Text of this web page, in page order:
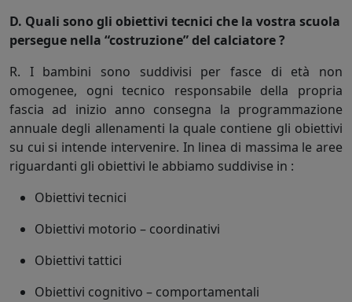
D. Quali sono gli obiettivi tecnici che la vostra scuola
persegue nella “costruzione” del calciatore ?
R. I bambini sono suddivisi per fasce di età non
omogenee, ogni tecnico responsabile della propria
fascia ad inizio anno consegna la programmazione
annuale degli allenamenti la quale contiene gli obiettivi
su cui si intende intervenire. In linea di massima le aree
riguardanti gli obiettivi le abbiamo suddivise in :
Obiettivi tecnici
Obiettivi motorio – coordinativi
Obiettivi tattici
Obiettivi cognitivo – comportamentali